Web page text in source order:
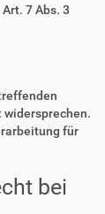
7 Abs. 3
widersprechen.
für
bei